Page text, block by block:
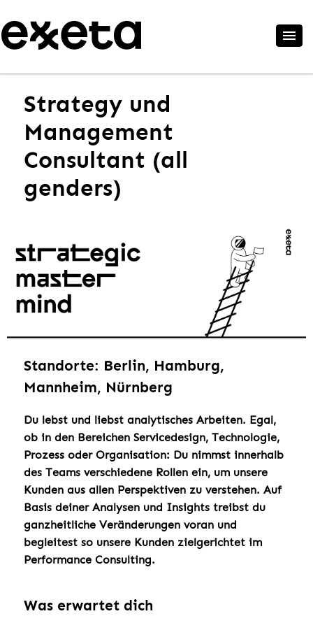
Strategy und
Management
Consultant (all
genders)
Standorte: Berlin, Hamburg,
Mannheim, Nürnberg
Du lebst und liebst analytisches Arbeiten. Egal,
ob in den Bereichen Servicedesign, Technologie,
Prozess oder Organisation: Du nimmst innerhalb
des Teams verschiedene Rollen ein, um unsere
Kunden aus allen Perspektiven zu verstehen. Auf
Basis deiner Analysen und Insights treibst du
ganzheitliche Veränderungen voran und
begleitest so unsere Kunden zielgerichtet im
Performance Consulting.
Was erwartet dich